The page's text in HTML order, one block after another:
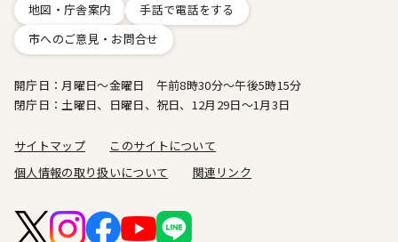
地図・庁舎案内
手話で電話をする
市へのご意見・お問合せ
開庁日：月曜日～金曜日 午前8時30分～午後5時15分
閉庁日：土曜日、日曜日、祝日、12月29日～1月3日
サイトマップ
このサイトについて
個人情報の取り扱いについて
関連リンク